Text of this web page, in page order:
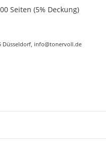
Seiten (5% Deckung)
Düsseldorf, info@tonervoll.de